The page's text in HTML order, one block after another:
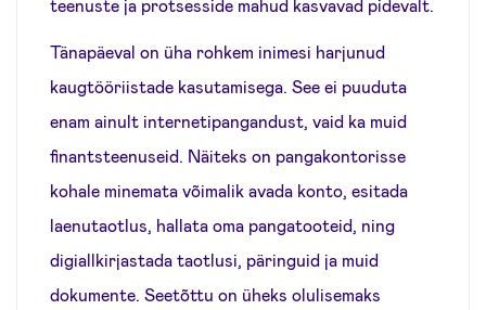
teenuste ja protsesside mahud kasvavad pidevalt.
Tänapäeval on üha rohkem inimesi harjunud
kaugtööriistade kasutamisega. See ei puuduta
enam ainult internetipangandust, vaid ka muid
finantsteenuseid. Näiteks on pangakontorisse
kohale minemata võimalik avada konto, esitada
laenutaotlus, hallata oma pangatooteid, ning
digiallkirjastada taotlusi, päringuid ja muid
dokumente. Seetõttu on üheks olulisemaks